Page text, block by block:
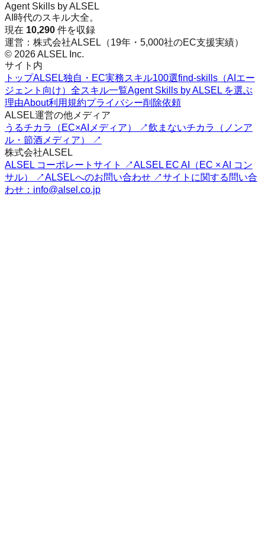
Agent Skills by ALSEL
AI時代のスキル大全。
現在 10,290 件を収録
運営：株式会社ALSEL（19年・5,000社のEC支援実績）
© 2026 ALSEL Inc.
サイト内
トップALSEL独自・EC実務スキル100選find-skills（AIエー
ジェント向け） 全スキル一覧Agent Skills by ALSEL を選ぶ
理由About利用規約プライバシー削除依頼
ALSEL運営の他メディア
うるチカラ（EC×AIメディア） ↗飲まないチカラ（ノンア
ル・節酒メディア） ↗
株式会社ALSEL
ALSEL コーポレートサイト ↗ALSEL EC AI（EC × AI コン
サル） ↗ALSELへのお問い合わせ ↗サイトに関する問い合
わせ：info@alsel.co.jp